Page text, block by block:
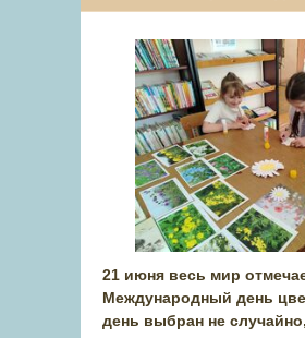
21 июня весь мир
Международный день
день выбран не